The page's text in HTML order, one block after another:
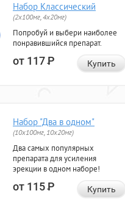
Набор Классический
(2x100мг, 4x20мг)
Попробуй и выбери наиболее
понравившийся препарат.
от 117Р Купить
Набор "Два в одном"
(10x100мг, 10x20мг)
Два самых популярных
препарата для усиления
эрекции в одном наборе!
от 115Р Купить